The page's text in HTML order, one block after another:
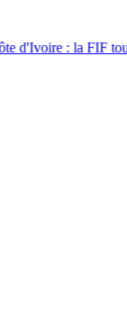
la FIF tourne la